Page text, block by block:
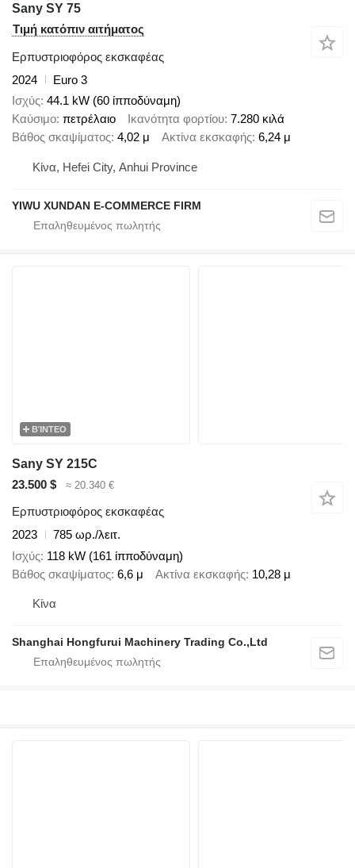
Sany SY 75
Τιμή κατόπιν αιτήματος
Ερπυστριοφόρος εκσκαφέας
2024
Euro 3
Ισχύς 44.1 kW (60 ίπποδύναμη)
Καύσιμο πετρέλαιο Ικανότητα φορτίου 7.280 κιλά
Βάθος σκαψίματος 4,02 μ Ακτίνα εκσκαφής 6,24 μ
Κίνα, Hefei City, Anhui Province
YIWU XUNDAN E-COMMERCE FIRM
ΒΊΝΤΕΟ
Sany SY 215C
23.500 $
≈ 20.340 €
Ερπυστριοφόρος εκσκαφέας
2023
785 ωρ./λειτ.
Ισχύς 118 kW (161 ίπποδύναμη)
Βάθος σκαψίματος 6,6 μ Ακτίνα εκσκαφής 10,28 μ
Κίνα
Shanghai Hongfurui Machinery Trading Co.,Ltd